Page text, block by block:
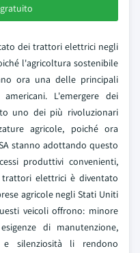
gratuito
dei trattori elettrici negli
l'agricoltura sostenibile
ora una delle principali
L'emergere dei
uno dei più rivoluzionari
agricole, poiché ora
stanno adottando questo
produttivi convenienti,
elettrici è diventato
agricole negli Stati Uniti
veicoli offrono: minore
di manutenzione,
e silenziosità li rendono